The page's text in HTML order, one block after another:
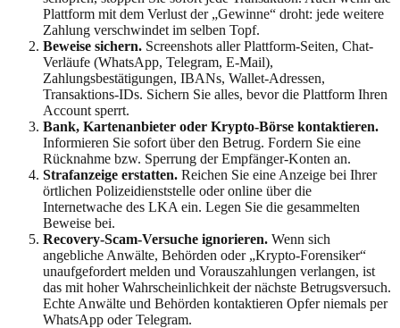
Plattform mit dem Verlust der „Gewinne“ droht: jede weitere
Zahlung verschwindet im selben Topf.
Beweise sichern. Screenshots aller Plattform-Seiten, Chat-
Verläufe (WhatsApp, Telegram, E-Mail),
Zahlungsbestätigungen, IBANs, Wallet-Adressen,
Transaktions-IDs. Sichern Sie alles, bevor die Plattform Ihren
Account sperrt.
Bank, Kartenanbieter oder Krypto-Börse kontaktieren.
Informieren Sie sofort über den Betrug. Fordern Sie eine
Rücknahme bzw. Sperrung der Empfänger-Konten an.
Strafanzeige erstatten. Reichen Sie eine Anzeige bei Ihrer
örtlichen Polizeidienststelle oder online über die
Internetwache des LKA ein. Legen Sie die gesammelten
Beweise bei.
Recovery-Scam-Versuche ignorieren. Wenn sich
angebliche Anwälte, Behörden oder „Krypto-Forensiker“
unaufgefordert melden und Vorauszahlungen verlangen, ist
das mit hoher Wahrscheinlichkeit der nächste Betrugsversuch.
Echte Anwälte und Behörden kontaktieren Opfer niemals per
WhatsApp oder Telegram.